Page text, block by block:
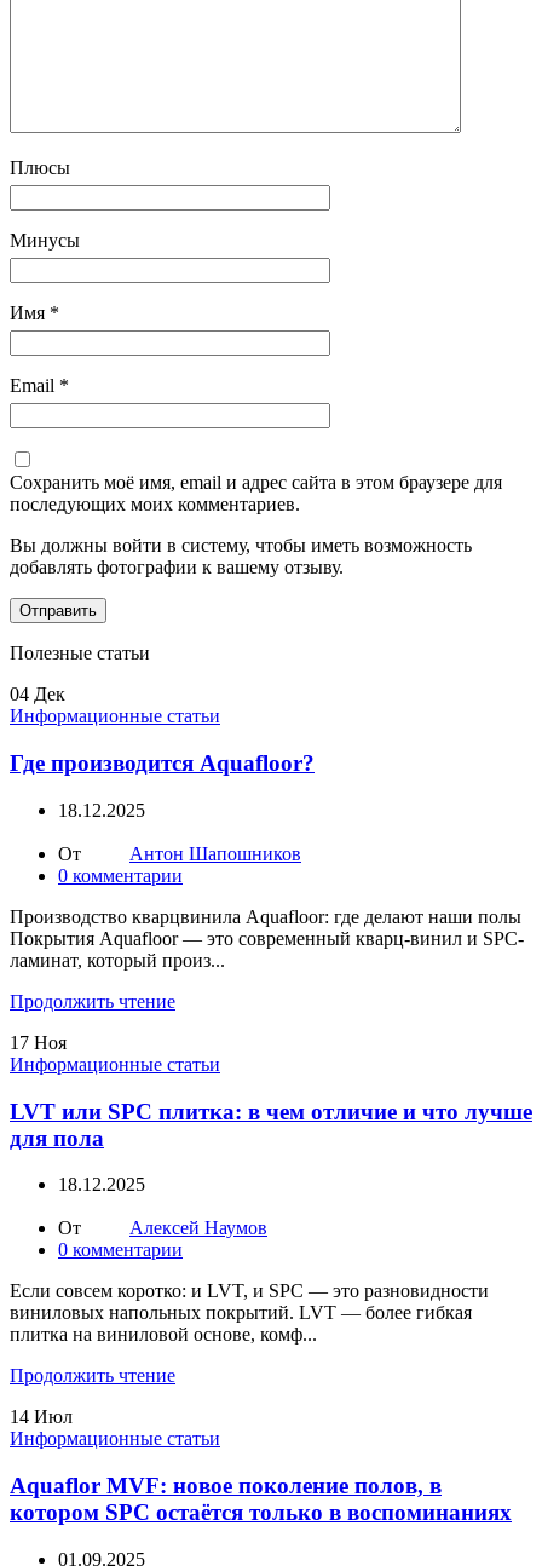
Плюсы
Минусы
Имя *
Email *
Сохранить моё имя, email и адрес сайта в этом браузере для
последующих моих комментариев.
Вы должны войти в систему, чтобы иметь возможность
добавлять фотографии к вашему отзыву.
Полезные статьи
04 Дек
Информационные статьи
Где производится Aquafloor?
18.12.2025
От
Антон Шапошников
0 комментарии
Производство кварцвинила Aquafloor: где делают наши полы
Покрытия Aquafloor — это современный кварц-винил и SPC-
ламинат, который произ...
Продолжить чтение
17 Ноя
Информационные статьи
LVT или SPC плитка: в чем отличие и что лучше
для пола
18.12.2025
От
Алексей Наумов
0 комментарии
Если совсем коротко: и LVT, и SPC — это разновидности
виниловых напольных покрытий. LVT — более гибкая
плитка на виниловой основе, комф...
Продолжить чтение
14 Июл
Информационные статьи
Aquaflor MVF: новое поколение полов, в
котором SPC остаётся только в воспоминаниях
01.09.2025